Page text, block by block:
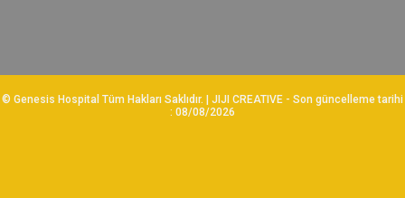
© Genesis Hospital Tüm Hakları Saklıdır. | JIJI CREATIVE - Son güncelleme tarihi
: 08/08/2026